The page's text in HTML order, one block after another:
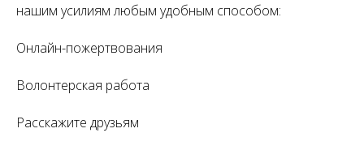
нашим усилиям любым удобным способом:
Онлайн-пожертвования
Волонтерская работа
Расскажите друзьям